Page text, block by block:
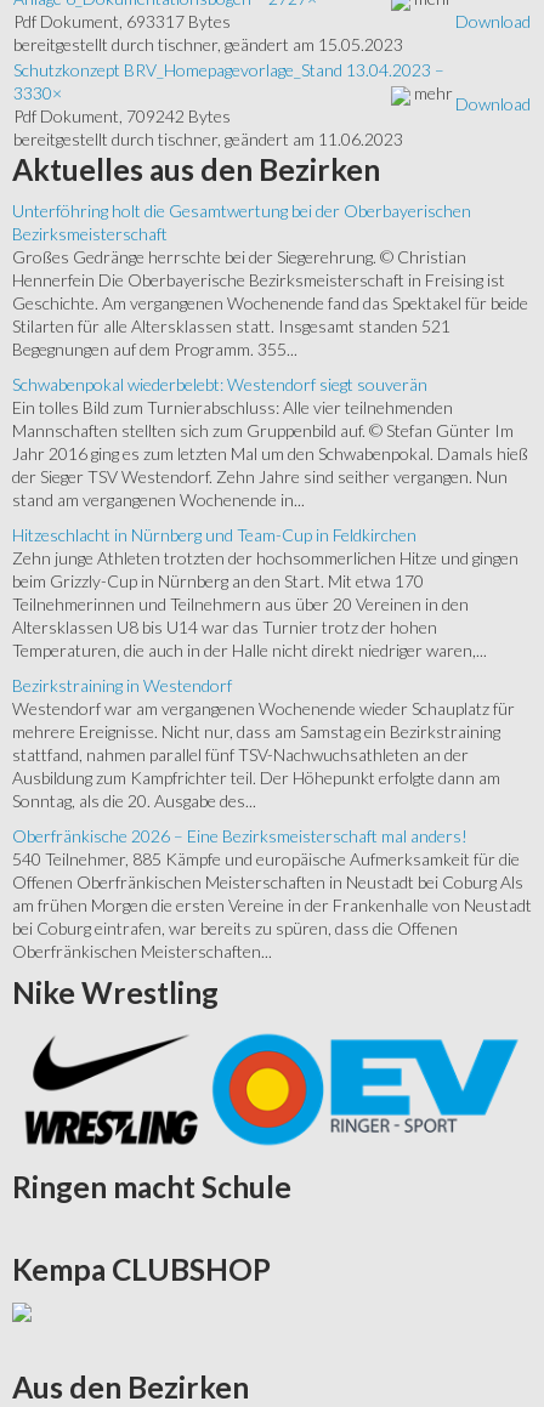
Pdf Dokument, 693317 Bytes
bereitgestellt durch tischner, geändert am 15.05.2023
Download
Schutzkonzept BRV_Homepagevorlage_Stand 13.04.2023 –
3330×
mehr
Pdf Dokument, 709242 Bytes
bereitgestellt durch tischner, geändert am 11.06.2023
Download
Aktuelles aus den Bezirken
Unterföhring holt die Gesamtwertung bei der Oberbayerischen
Bezirksmeisterschaft
Großes Gedränge herrschte bei der Siegerehrung. © Christian
Hennerfein Die Oberbayerische Bezirksmeisterschaft in Freising ist
Geschichte. Am vergangenen Wochenende fand das Spektakel für beide
Stilarten für alle Altersklassen statt. Insgesamt standen 521
Begegnungen auf dem Programm. 355...
Schwabenpokal wiederbelebt: Westendorf siegt souverän
Ein tolles Bild zum Turnierabschluss: Alle vier teilnehmenden
Mannschaften stellten sich zum Gruppenbild auf. © Stefan Günter Im
Jahr 2016 ging es zum letzten Mal um den Schwabenpokal. Damals hieß
der Sieger TSV Westendorf. Zehn Jahre sind seither vergangen. Nun
stand am vergangenen Wochenende in...
Hitzeschlacht in Nürnberg und Team-Cup in Feldkirchen
Zehn junge Athleten trotzten der hochsommerlichen Hitze und gingen
beim Grizzly-Cup in Nürnberg an den Start. Mit etwa 170
Teilnehmerinnen und Teilnehmern aus über 20 Vereinen in den
Altersklassen U8 bis U14 war das Turnier trotz der hohen
Temperaturen, die auch in der Halle nicht direkt niedriger waren,...
Bezirkstraining in Westendorf
Westendorf war am vergangenen Wochenende wieder Schauplatz für
mehrere Ereignisse. Nicht nur, dass am Samstag ein Bezirkstraining
stattfand, nahmen parallel fünf TSV-Nachwuchsathleten an der
Ausbildung zum Kampfrichter teil. Der Höhepunkt erfolgte dann am
Sonntag, als die 20. Ausgabe des...
Oberfränkische 2026 – Eine Bezirksmeisterschaft mal anders!
540 Teilnehmer, 885 Kämpfe und europäische Aufmerksamkeit für die
Offenen Oberfränkischen Meisterschaften in Neustadt bei Coburg Als
am frühen Morgen die ersten Vereine in der Frankenhalle von Neustadt
bei Coburg eintrafen, war bereits zu spüren, dass die Offenen
Oberfränkischen Meisterschaften...
Nike Wrestling
Ringen macht Schule
Kempa CLUBSHOP
Aus den Bezirken